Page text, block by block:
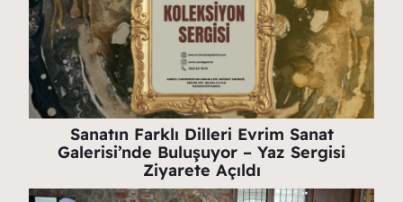
Sanatın Farklı Dilleri Evrim Sanat
Galerisi’nde Buluşuyor – Yaz Sergisi
Ziyarete Açıldı